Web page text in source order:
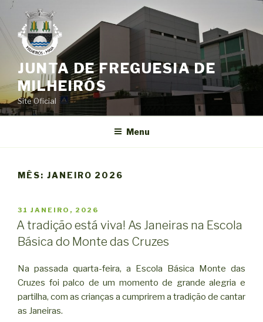
Saltar
o
conteúdo
JUNTA DE FREGUESIA DE
MILHEIRÓS
Site Oficial
Menu
MÊS: JANEIRO 2026
PUBLICADO
EM
31 JANEIRO, 2026
A tradição está viva! As Janeiras na Escola
Básica do Monte das Cruzes
Na passada quarta-feira, a Escola Básica Monte das
Cruzes foi palco de um momento de grande alegria e
partilha, com as crianças a cumprirem a tradição de cantar
as Janeiras.